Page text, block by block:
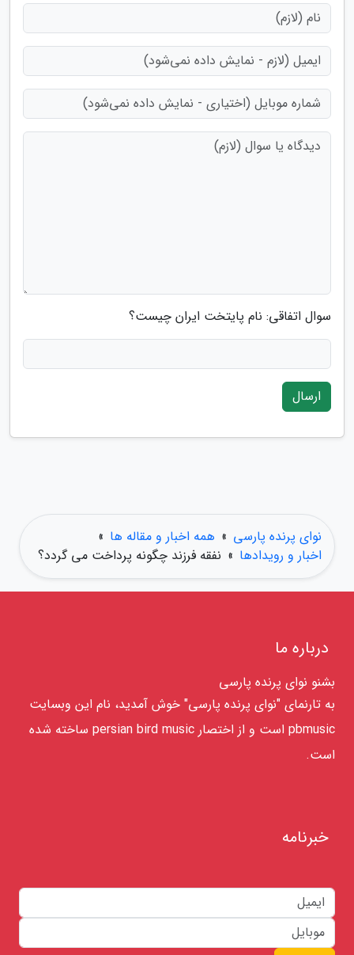
سوال اتفاقی: نام پایتخت ایران چیست؟
ارسال
نوای پرنده پارسی » همه اخبار و مقاله ها »
اخبار و رویدادها » نفقه فرزند چگونه پرداخت می گردد؟
درباره ما
بشنو نوای پرنده پارسی
به تارنمای "نوای پرنده پارسی" خوش آمدید، نام این وبسایت
pbmusic است و از اختصار persian bird music ساخته شده
است.
خبرنامه